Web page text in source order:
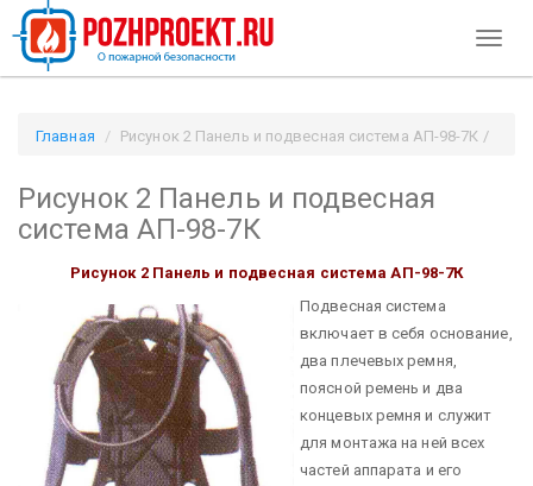
Главная
Рисунок 2 Панель и подвесная система АП-98-7К /
Рисунок 2 Панель и подвесная
система АП-98-7К
Рисунок 2 Панель и подвесная система АП-98-7К
Подвесная система
включает в себя основание,
два плечевых ремня,
поясной ремень и два
концевых ремня и служит
для монтажа на ней всех
частей аппарата и его